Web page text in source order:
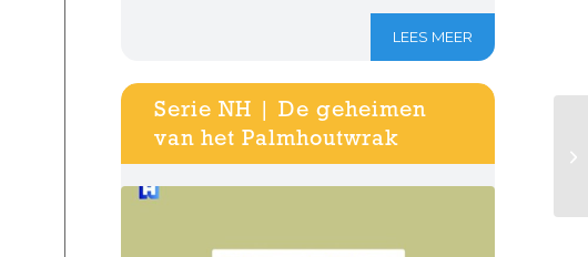
LEES MEER
Serie NH | De geheimen
van het Palmhoutwrak